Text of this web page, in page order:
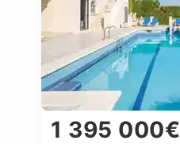
1 395 000€